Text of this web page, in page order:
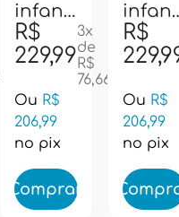
infantil
pampili
141086
- bege
R$
229,99
3x
de
R$
76,66
Ou R$
206,99
no pix
Comprar
141086
- preto
R$
Ou R$
206,99
no pix